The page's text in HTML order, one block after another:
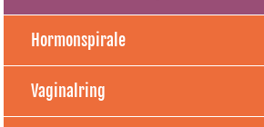
Hormonspirale
Vaginalring